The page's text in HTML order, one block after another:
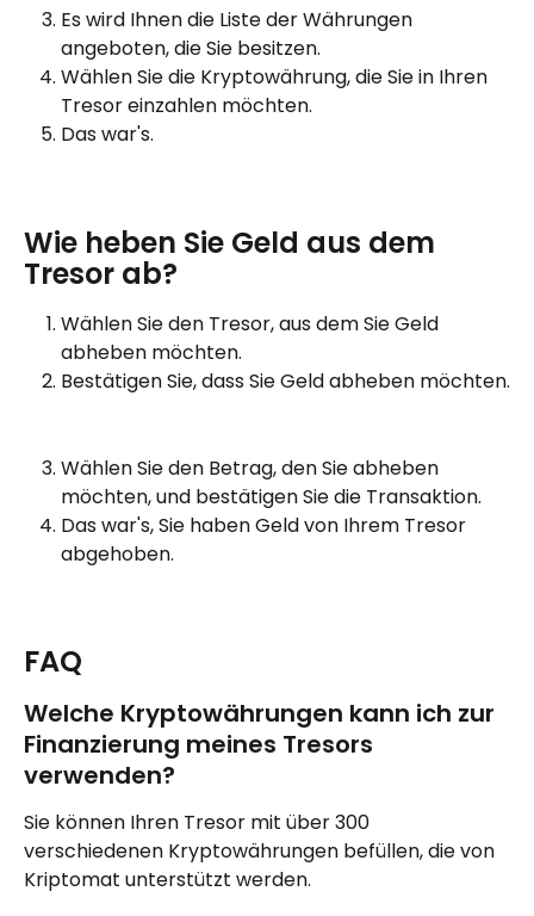
Es wird Ihnen die Liste der Währungen
angeboten, die Sie besitzen.
Wählen Sie die Kryptowährung, die Sie in Ihren
Tresor einzahlen möchten.
Das war's.
Wie heben Sie Geld aus dem
Tresor ab?
Wählen Sie den Tresor, aus dem Sie Geld
abheben möchten.
Bestätigen Sie, dass Sie Geld abheben möchten.
Wählen Sie den Betrag, den Sie abheben
möchten, und bestätigen Sie die Transaktion.
Das war's, Sie haben Geld von Ihrem Tresor
abgehoben.
FAQ
Welche Kryptowährungen kann ich zur
Finanzierung meines Tresors
verwenden?
Sie können Ihren Tresor mit über 300
verschiedenen Kryptowährungen befüllen, die von
Kriptomat unterstützt werden.